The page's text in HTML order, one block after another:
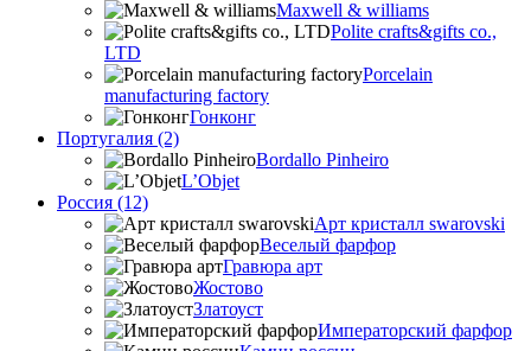
Maxwell & williams
Polite crafts&gifts co.,
LTD
Porcelain
manufacturing factory
Гонконг
Португалия (2)
Bordallo Pinheiro
L’Objet
Россия (12)
Арт кристалл swarovski
Веселый фарфор
Гравюра арт
Жостово
Златоуст
Императорский фарфор